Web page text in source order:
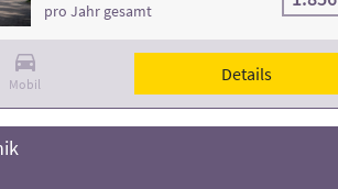
Mobil
pro Jahr gesamt
Details